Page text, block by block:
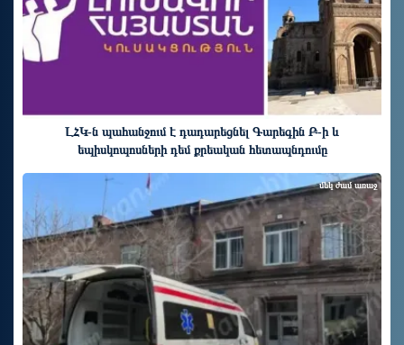
ԼՀԿ-ն պահանջում է դադարեցնել Գարեգին Բ-ի և
եպիսկոպոսների դեմ քրեական հետապնդումը
մեկ ժամ առաջ